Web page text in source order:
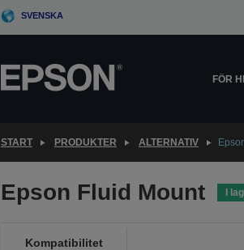
SVENSKA
FÖR
START PRODUKTER ALTERNATIV
Epson Fluid Mount I
Kompatibilitet